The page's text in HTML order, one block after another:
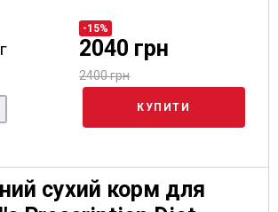
-15%
2040 грн
2400 грн
КУПИТИ
сухий корм для